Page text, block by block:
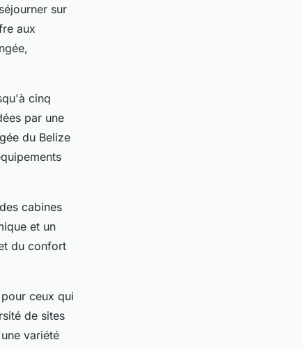
sur
aux
cinq
par une
du Belize
cabines
et un
du confort
ceux qui
de sites
variété